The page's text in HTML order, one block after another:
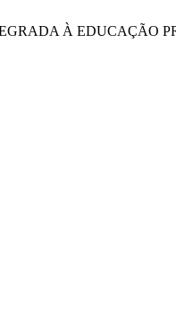
À